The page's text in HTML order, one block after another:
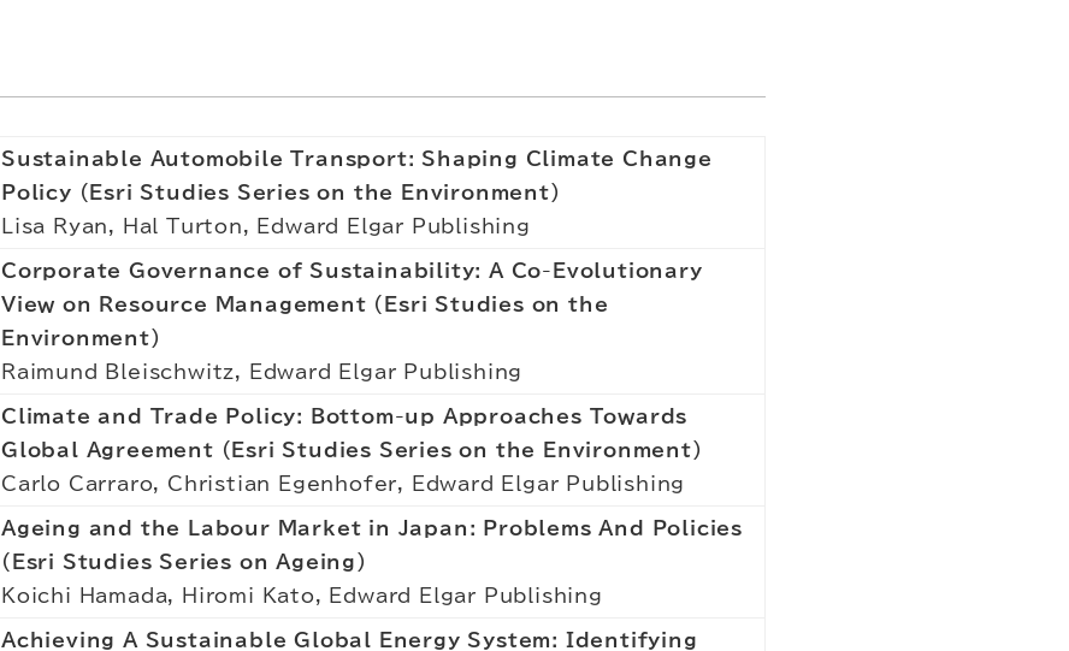
Sustainable Automobile Transport: Shaping Climate Change
Policy (Esri Studies Series on the Environment)
Lisa Ryan, Hal Turton, Edward Elgar Publishing
Corporate Governance of Sustainability: A Co-Evolutionary
View on Resource Management (Esri Studies on the
Environment)
Raimund Bleischwitz, Edward Elgar Publishing
Climate and Trade Policy: Bottom-up Approaches Towards
Global Agreement (Esri Studies Series on the Environment)
Carlo Carraro, Christian Egenhofer, Edward Elgar Publishing
Ageing and the Labour Market in Japan: Problems And Policies
(Esri Studies Series on Ageing)
Koichi Hamada, Hiromi Kato, Edward Elgar Publishing
Achieving A Sustainable Global Energy System: Identifying